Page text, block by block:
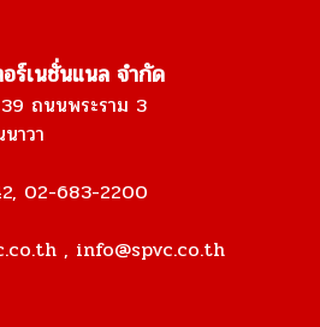
ร์เนชั่นแนล จำกัด
ถนนพระราม 3
าวา
02-683-2200
, info@spvc.co.th